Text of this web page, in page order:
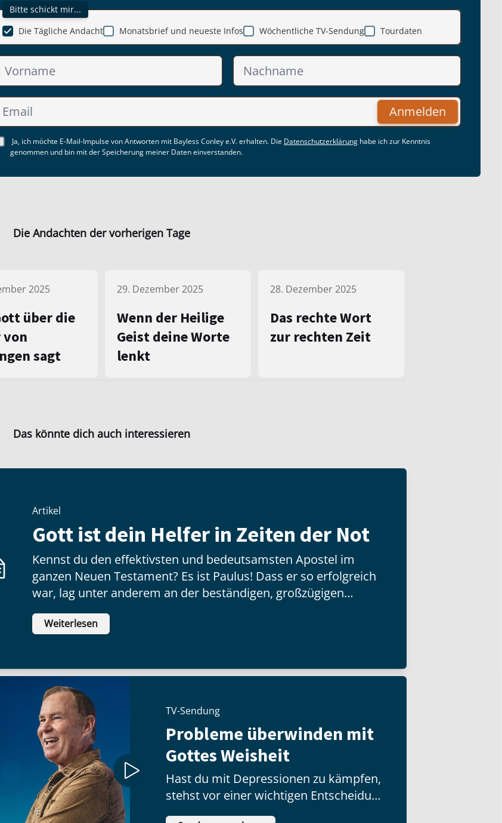
Bitte schickt mir...
Monatsbrief und neueste Infos
Die Tägliche Andacht Wöchentliche TV-Sendung Tourdaten
Anmelden
Ja, ich möchte E-Mail-Impulse von Antworten mit Bayless Conley e.V. erhalten. Die Datenschutzerklärung habe ich zur Kenntnis
genommen und bin mit der Speicherung meiner Daten einverstanden.
Die Andachten der vorherigen Tage
2025
über die
von
sagt
29. Dezember 2025
Wenn der Heilige
Geist deine Worte
lenkt
28. Dezember 2025
Das rechte Wort
zur rechten Zeit
Das könnte dich auch interessieren
Artikel
Gott ist dein Helfer in Zeiten der Not
Kennst du den effektivsten und bedeutsamsten Apostel im
ganzen Neuen Testament? Es ist Paulus! Dass er so erfolgreich
war, lag unter anderem an der beständigen, großzügigen
finanziellen Unterstützung einer bestimmten christlichen
Gruppe. Diese Christen kamen aus Philippi, wo Paulus
Bekehrten in Europa.
Weiterlesen
TV-Sendung
Probleme überwinden mit
Gottes Weisheit
Hast du mit Depressionen zu kämpfen,
stehst vor einer wichtigen Entscheidung
oder hast etwas Schlimmes erlebt?